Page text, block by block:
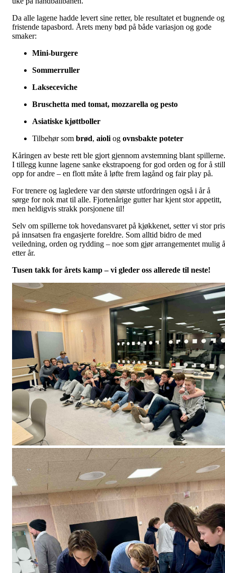
Da alle lagene hadde levert sine retter, ble resultatet et bugnende og
fristende tapasbord. Årets meny bød på både variasjon og gode
smaker:
Mini-burgere
Sommerruller
Lakseceviche
Bruschetta med tomat, mozzarella og pesto
Asiatiske kjøttboller
Tilbehør som brød, aioli og ovnsbakte poteter
Kåringen av beste rett ble gjort gjennom avstemning blant spillerne.
I tillegg kunne lagene sanke ekstrapoeng for god orden og for å
opp for andre – en flott måte å løfte frem lagånd og fair play på.
For trenere og lagledere var den største utfordringen også i år å
sørge for nok mat til alle. Fjortenårige gutter har kjent stor appetitt,
men heldigvis strakk porsjonene til!
Selv om spillerne tok hovedansvaret på kjøkkenet, setter vi stor pris
på innsatsen fra engasjerte foreldre. Som alltid bidro de med
veiledning, orden og rydding – noe som gjør arrangementet mulig
etter år.
Tusen takk for årets kamp – vi gleder oss allerede til neste!